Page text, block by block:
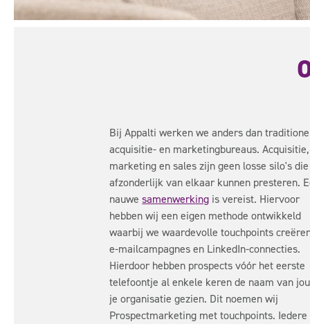
Bij Appalti werken we anders dan
acquisitie- en marketingbureaus. Acquisitie,
marketing en sales zijn geen losse silo's die
afzonderlijk van elkaar kunnen presteren.
nauwesamenwerking is vereist. Hiervoor
hebben wij een eigen methode ontwikkeld
waarbij we waardevolle touchpoints
e-mailcampagnes en LinkedIn-connecties.
Hierdoor hebben prospects vóór het eerste
telefoontje al enkele keren de naam van
je organisatie gezien. Dit noemen wij
Prospectmarketing met touchpoints. Iedere